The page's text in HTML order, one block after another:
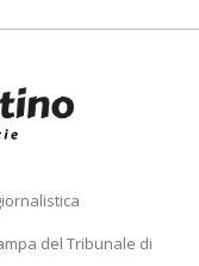
del Tribunale di